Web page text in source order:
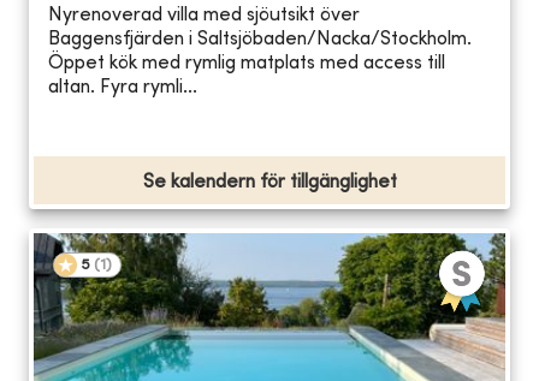
Nyrenoverad villa med sjöutsikt över
Baggensfjärden i Saltsjöbaden/Nacka/Stockholm.
Öppet kök med rymlig matplats med access till
altan. Fyra rymli...
Se kalendern för tillgänglighet
5 (1 )